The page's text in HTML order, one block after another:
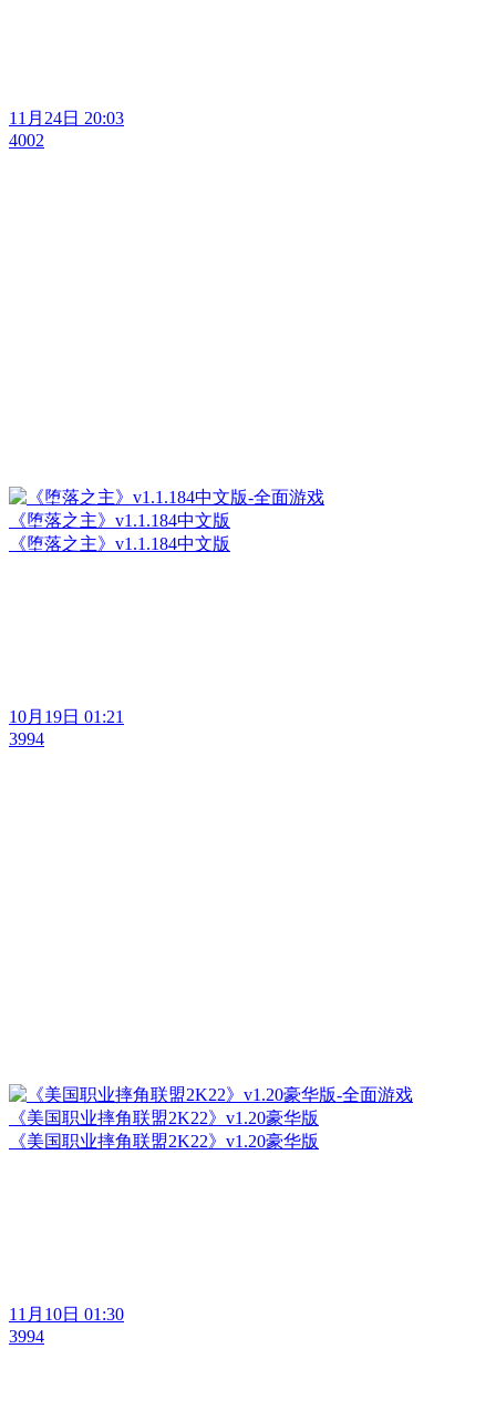
11月24日 20:03
4002
《堕落之主》v1.1.184中文版
《堕落之主》v1.1.184中文版
10月19日 01:21
3994
《美国职业摔角联盟2K22》v1.20豪华版
《美国职业摔角联盟2K22》v1.20豪华版
11月10日 01:30
3994